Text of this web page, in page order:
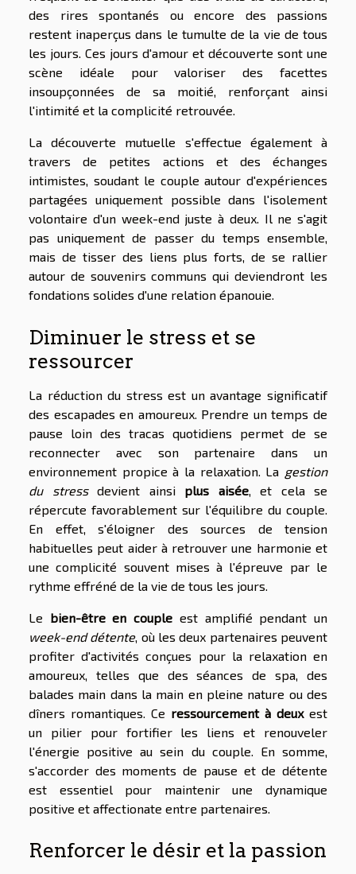
des rires spontanés ou encore des passions
restent inaperçus dans le tumulte de la vie de tous
les jours. Ces jours d'amour et découverte sont une
scène idéale pour valoriser des facettes
insoupçonnées de sa moitié, renforçant ainsi
l'intimité et la complicité retrouvée.
La découverte mutuelle s'effectue également à
travers de petites actions et des échanges
intimistes, soudant le couple autour d'expériences
partagées uniquement possible dans l'isolement
volontaire d'un week-end juste à deux. Il ne s'agit
pas uniquement de passer du temps ensemble,
mais de tisser des liens plus forts, de se rallier
autour de souvenirs communs qui deviendront les
fondations solides d'une relation épanouie.
Diminuer le stress et se
ressourcer
La réduction du stress est un avantage significatif
des escapades en amoureux. Prendre un temps de
pause loin des tracas quotidiens permet de se
reconnecter avec son partenaire dans un
environnement propice à la relaxation. La gestion
du stressdevient ainsi plus aisée, et cela se
répercute favorablement sur l'équilibre du couple.
En effet, s'éloigner des sources de tension
habituelles peut aider à retrouver une harmonie et
une complicité souvent mises à l'épreuve par le
rythme effréné de la vie de tous les jours.
Le bien-être en couple est amplifié pendant un
week-end détente, où les deux partenaires peuvent
profiter d'activités conçues pour la relaxation en
amoureux, telles que des séances de spa, des
balades main dans la main en pleine nature ou des
dîners romantiques. Ce ressourcement à deuxest
un pilier pour fortifier les liens et renouveler
l'énergie positive au sein du couple. En somme,
s'accorder des moments de pause et de détente
est essentiel pour maintenir une dynamique
positive et affectionate entre partenaires.
Renforcer le désir et la passion